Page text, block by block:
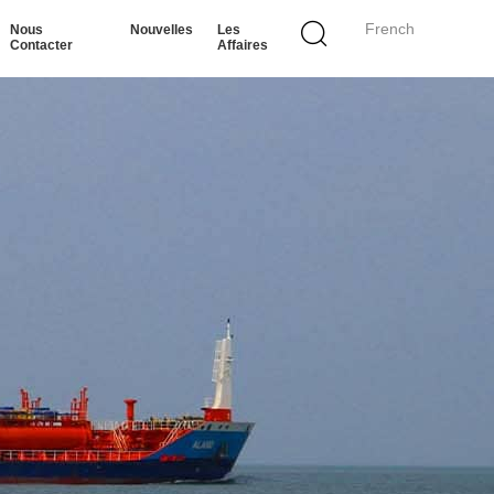
French
Nous
Contacter
Nouvelles
Les
Affaires